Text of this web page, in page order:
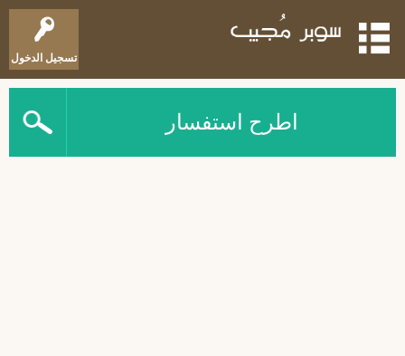
تسجيل الدخول
اطرح استفسار